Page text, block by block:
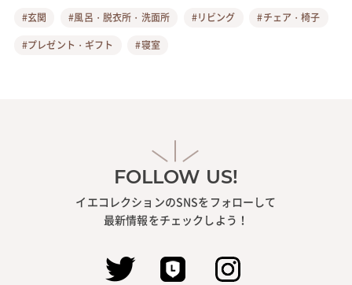
#玄関
#風呂・脱衣所・洗面所 #リビング
#チェア・椅子
#プレゼント・ギフト
#寝室
FOLLOW US!
イエコレクションのSNSをフォローして
最新情報をチェックしよう！